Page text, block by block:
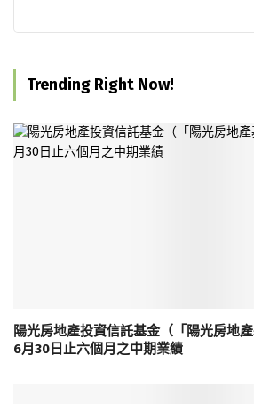
Trending Right Now!
陽光房地產投資信託基金（「陽光房地
6月30日止六個月之中期業績